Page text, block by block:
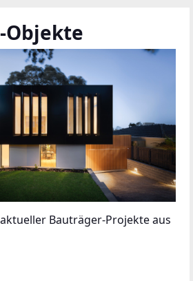
Objekte
Bauträger-Projekte aus